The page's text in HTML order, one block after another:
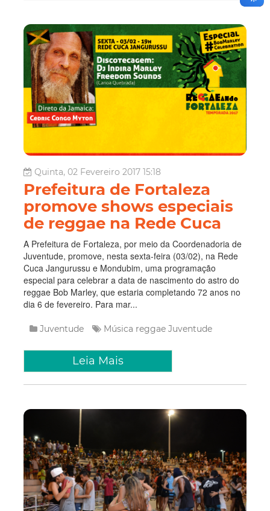
Quinta, 02 Fevereiro 2017 15:18
Prefeitura de Fortaleza
promove shows especiais
de reggae na Rede Cuca
A Prefeitura de Fortaleza, por meio da Coordenadoria de
Juventude, promove, nesta sexta-feira (03/02), na Rede
Cuca Jangurussu e Mondubim, uma programação
especial para celebrar a data de nascimento do astro do
reggae Bob Marley, que estaria completando 72 anos no
dia 6 de fevereiro. Para mar...
Juventude Música reggae Juventude
Leia Mais